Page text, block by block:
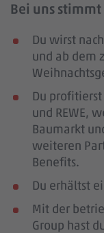
Bei uns stimmt
Du wirst
und ab dem
Du profitierst
und REWE,
Baumarkt
weiteren
Benefits.
Du erhältst
Mit der
Group hast